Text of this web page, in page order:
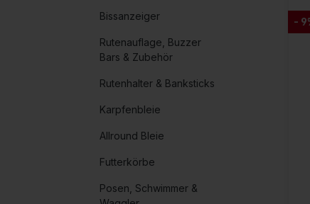
Bissanzeiger
Rutenauflage, Buzzer
Bars & Zubehör
Rutenhalter & Banksticks
Karpfenbleie
Allround Bleie
Futterkörbe
Posen, Schwimmer &
-